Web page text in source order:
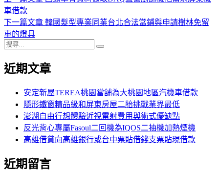
章
導
覽
篇
車借款
下一篇文章 下
章:
韓國髮型專業同業台北合法當鋪與申請樹林免留
車的燈具
搜
關
近期文章
安定新屋TEREA桃園當舖為大桃園地區汽機車借款
隱形鐵窗精品級和屏東房屋二胎挑戰業界最低
澎湖自由行想體驗近視雷射費用與術式優缺點
反光背心專屬Fasoul二回機為IQOS二抽機加熱煙機
高雄借貸向高雄銀行或台中票貼借錢支票貼現借款
近期留言